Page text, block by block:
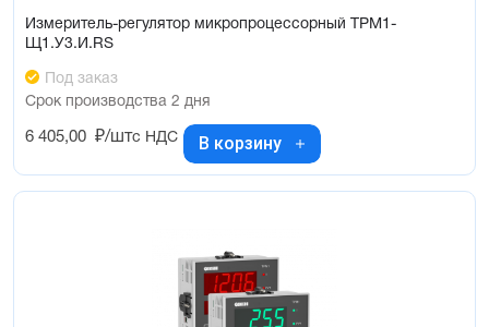
Измеритель-регулятор микропроцессорный ТРМ1-
Щ1.У3.И.RS
Под заказ
Срок производства 2 дня
6 405,00 ₽/штс НДС В корзину